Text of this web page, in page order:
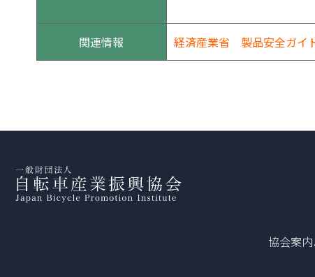
関連情報 経済産業省 製品安全ガイ
協会案内